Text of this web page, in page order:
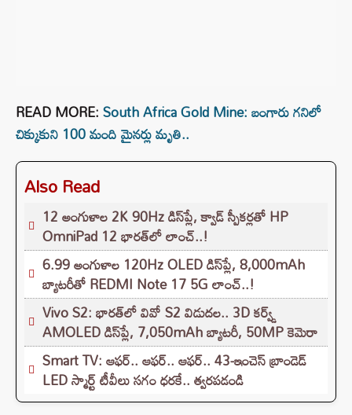
READ MORE:South Africa Gold Mine: బంగారు గనిలో
చిక్కుకుని 100 మంది మైనర్లు మృతి..
Also Read
12 అంగుళాల 2K 90Hz డిస్‌ప్లే, క్వాడ్ స్పీకర్లతో HP
OmniPad 12 భారత్‌లో లాంచ్..!
6.99 అంగుళాల 120Hz OLED డిస్‌ప్లే, 8,000mAh
బ్యాటరీతో REDMI Note 17 5G లాంచ్..!
Vivo S2: భారత్‌లో వివో S2 విడుదల.. 3D కర్వ్డ్
AMOLED డిస్‌ప్లే, 7,050mAh బ్యాటరీ, 50MP కెమెరా
Smart TV: ఆఫర్.. ఆఫర్.. ఆఫర్.. 43-ఇంచెస్ బ్రాండెడ్
LED స్మార్ట్ టీవీలు సగం ధరకే.. త్వరపడండి